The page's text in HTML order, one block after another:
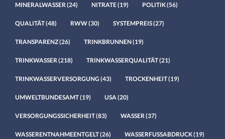
MINERALWASSER (24) NITRATE(19) POLITIK(56)
QUALITÄT(48) RWW(30) SYSTEMPREIS(27)
TRANSPARENZ(26) TRINKBRUNNEN(19)
TRINKWASSER (218) TRINKWASSERQUALITÄT(21)
TRINKWASSERVERSORGUNG (43) TROCKENHEIT(19)
UMWELTBUNDESAMT(19) USA (20)
VERSORGUNGSSICHERHEIT(83) WASSER (37)
WASSERENTNAHMEENTGELT(26) WASSERFUSSABDRUCK(19)